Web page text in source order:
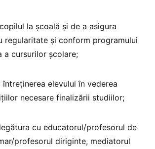
la școală și de a asigura
regularitate și conform programului
a cursurilor școlare;
întreținerea elevului în vederea
necesare finalizării studiilor;
cu educatorul/profesorul de
profesorul diriginte, mediatorul